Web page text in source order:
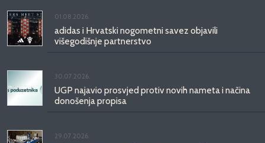
01.08.2026.
adidas i Hrvatski nogometni savez objavili
višegodišnje partnerstvo
30.07.2026.
UGP najavio prosvjed protiv novih nameta i načina
donošenja propisa
29.07.2026.